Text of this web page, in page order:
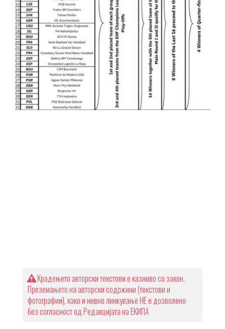
Крадењето авторски текстови е казниво со закон.
Преземањето на авторски содржини (текстови и
фотографии), како и нивно линкување НЕ е дозволено
без согласност од Редакцијата на ЕКИПА